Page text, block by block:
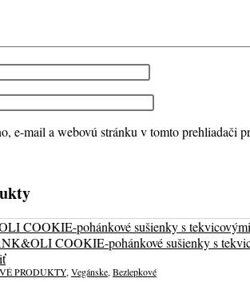
e-mail a webovú stránku v tomto prehliadači
PRODUKTY, Vegánske, Bezlepkové